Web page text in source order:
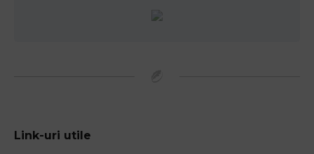
Link-uri utile